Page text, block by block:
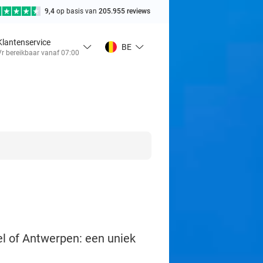
9,4 op basis van 205.955 reviews
bereikbaar vanaf 07:00
BE
of Antwerpen: een uniek